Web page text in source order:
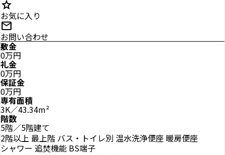
star
お気に入り
mail
お問い合わせ
敷金
0万円
礼金
0万円
保証金
0万円
専有面積
3K／43.34m²
階数
5階／5階建て
2階以上 最上階 バス・トイレ別 温水洗浄便座 暖房便座
シャワー 追焚機能 BS端子